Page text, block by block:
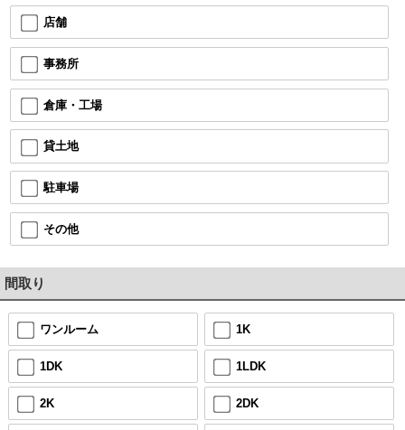
店舗
事務所
倉庫・工場
貸土地
駐車場
その他
間取り
ワンルーム 1K
1DK 1LDK
2K 2DK